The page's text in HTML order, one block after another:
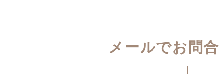
メールでお問